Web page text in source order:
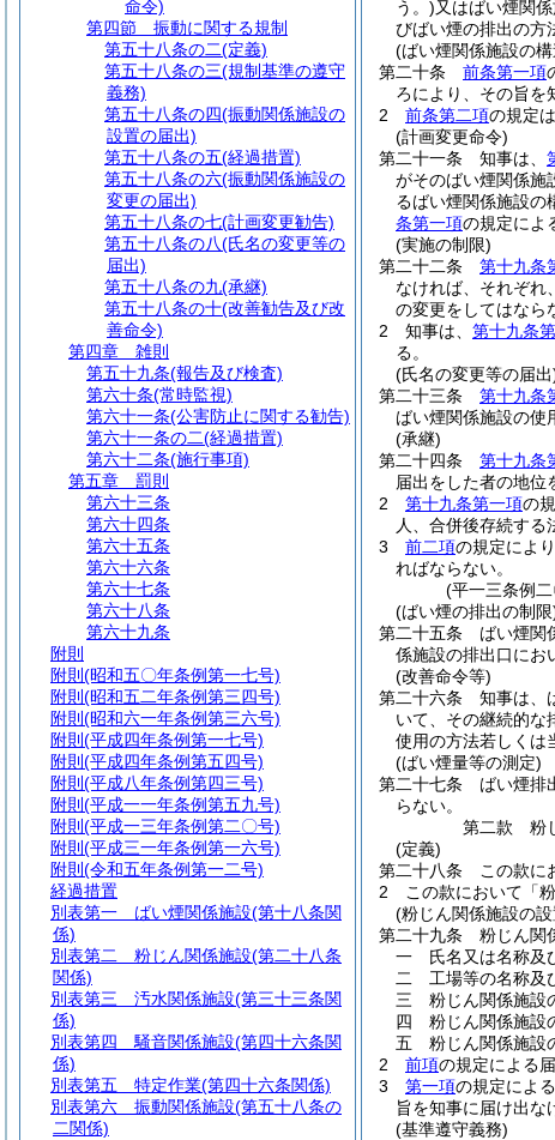
う。)又はばい煙関
びばい煙の排出の方
(ばい煙関係施設の
第二十条
前条第一項
ろにより、その旨を
2
前条第二項の規定は
(計画変更命令)
第二十一条
知事は、
がそのばい煙関係施
るばい煙関係施設の
条第一項の規定によ
(実施の制限)
第二十二条
第十九条
なければ、それぞれ
の変更をしてはなら
2
知事は、 第十九条
る。
(氏名の変更等の届出
第二十三条
第十九条
ばい煙関係施設の使
(承継)
第二十四条
第十九条
届出をした者の地位
2
第十九条第一項の
人、合併後存続する
3
前二項の規定により
ればならない。
(平一三条例
(ばい煙の排出の制限
第二十五条
ばい煙関
係施設の排出口にお
(改善命令等)
第二十六条
知事は、
いて、その継続的な
使用の方法若しくは
(ばい煙量等の測定)
第二十七条
ばい煙排
らない。
第二款
粉
(定義)
第二十八条
この款に
2
この款において「
(粉じん関係施設の
第二十九条
粉じん関
一
氏名又は名称及
二
工場等の名称及
三
粉じん関係施設
四
粉じん関係施設
五
粉じん関係施設
2
前項の規定による
3
第一項の規定によ
旨を知事に届け出な
(基準遵守義務)
命令)
第四節
振動に関する規制
第五十八条の二(定義)
第五十八条の三(規制基準の遵守
義務)
第五十八条の四(振動関係施設の
設置の届出)
第五十八条の五(経過措置)
第五十八条の六(振動関係施設の
変更の届出)
第五十八条の七(計画変更勧告)
第五十八条の八(氏名の変更等の
届出)
第五十八条の九(承継)
第五十八条の十(改善勧告及び改
善命令)
第四章
雑則
第五十九条(報告及び検査)
第六十条(常時監視)
第六十一条(公害防止に関する勧告)
第六十一条の二(経過措置)
第六十二条(施行事項)
第五章
罰則
第六十三条
第六十四条
第六十五条
第六十六条
第六十七条
第六十八条
第六十九条
附則
附則 (昭和五〇年条例第一七号)
附則 (昭和五二年条例第三四号)
附則 (昭和六一年条例第三六号)
附則 (平成四年条例第一七号)
附則 (平成四年条例第五四号)
附則 (平成八年条例第四三号)
附則 (平成一一年条例第五九号)
附則 (平成一三年条例第二〇号)
附則 (平成三一年条例第一六号)
附則 (令和五年条例第一二号)
経過措置
別表第一 ばい煙関係施設(第十八条関
係)
別表第二
粉じん関係施設(第二十八条
関係)
別表第三 汚水関係施設(第三十三条関
係)
別表第四 騒音関係施設(第四十六条関
係)
別表第五 特定作業(第四十六条関係)
別表第六 振動関係施設(第五十八条の
二関係)